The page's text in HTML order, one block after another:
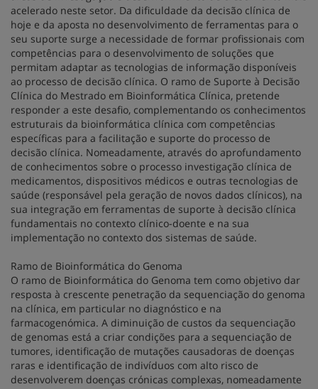
acelerado neste setor. Da dificuldade da decisão clínica de
hoje e da aposta no desenvolvimento de ferramentas para o
seu suporte surge a necessidade de formar profissionais com
competências para o desenvolvimento de soluções que
permitam adaptar as tecnologias de informação disponíveis
ao processo de decisão clínica. O ramo de Suporte à Decisão
Clínica do Mestrado em Bioinformática Clínica, pretende
responder a este desafio, complementando os conhecimentos
estruturais da bioinformática clínica com competências
específicas para a facilitação e suporte do processo de
decisão clínica. Nomeadamente, através do aprofundamento
de conhecimentos sobre o processo investigação clínica de
medicamentos, dispositivos médicos e outras tecnologias de
saúde (responsável pela geração de novos dados clínicos), na
sua integração em ferramentas de suporte à decisão clínica
fundamentais no contexto clínico-doente e na sua
implementação no contexto dos sistemas de saúde.
Ramo de Bioinformática do Genoma
O ramo de Bioinformática do Genoma tem como objetivo dar
resposta à crescente penetração da sequenciação do genoma
na clínica, em particular no diagnóstico e na
farmacogenómica. A diminuição de custos da sequenciação
de genomas está a criar condições para a sequenciação de
tumores, identificação de mutações causadoras de doenças
raras e identificação de indivíduos com alto risco de
desenvolverem doenças crónicas complexas, nomeadamente